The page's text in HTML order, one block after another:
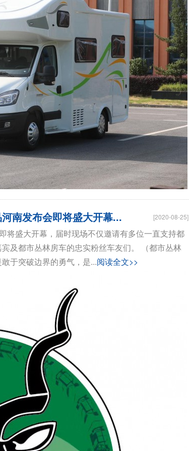
南发布会即将盛大开幕... [2020-08-25]
将盛大开幕，届时现场不仅邀请有多位一直支持都
及都市丛林房车的忠实粉丝车友们。 （都市丛林
于突破边界的勇气，是...阅读全文>>